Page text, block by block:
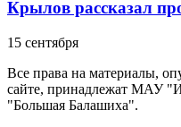
Крылов рассказал
15 сентября
Все права на материалы,
сайте, принадлежат МАУ
"Большая Балашиха".